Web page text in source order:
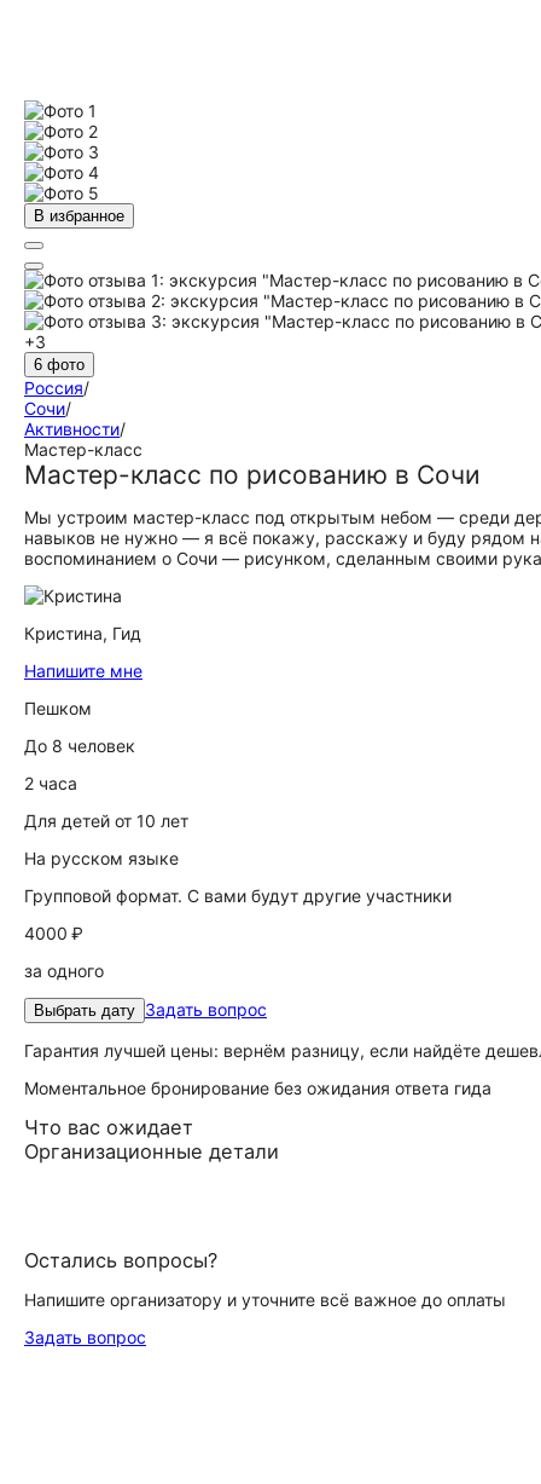
В избранное
+3
6 фото
Россия/
Сочи/
Активности/
Мастер-класс
Мастер-класс по рисованию в Сочи
Мы устроим мастер-класс под открытым небом — среди
навыков не нужно — я всё покажу, расскажу и буду рядом
воспоминанием о Сочи — рисунком, сделанным своими
Кристина, Гид
Напишите мне
Пешком
До 8 человек
2 часа
Для детей от 10 лет
На русском языке
Групповой формат. С вами будут другие участники
4000 ₽
за одного
Выбрать дату Задать вопрос
Гарантия лучшей цены: вернём разницу, если найдёте
Моментальное бронирование без ожидания ответа гида
Что вас ожидает
Организационные детали
Остались вопросы?
Напишите организатору и уточните всё важное до оплаты
Задать вопрос